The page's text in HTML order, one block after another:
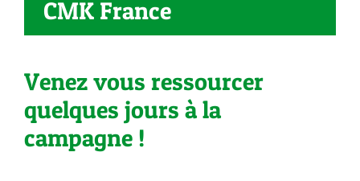
CMK France
Venez vous ressourcer
quelques jours à la
campagne !